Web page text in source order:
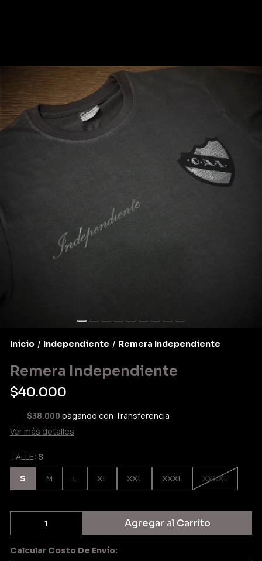
Inicio / Independiente / Remera Independiente
Remera Independiente
$40.000
$38.000 pagando con Transferencia
Ver más detalles
TALLE: S
S M L XL XXL XXXL XXXXL
Agregar al Carrito
Calcular Costo De Envío: